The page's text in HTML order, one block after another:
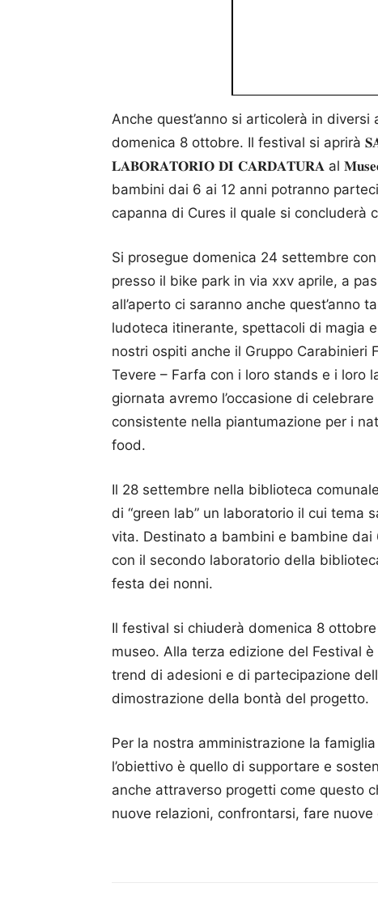
Anche quest’anno si articolerà in
domenica 8 ottobre. Il festival si aprirà
𝐋𝐀𝐁𝐎𝐑𝐀𝐓𝐎𝐑𝐈𝐎 𝐃𝐈 𝐂𝐀𝐑𝐃𝐀𝐓𝐔𝐑𝐀 al 𝐌𝐮𝐬𝐞𝐨
bambini dai 6 ai 12 anni potranno
capanna di Cures il quale si concluderà
Si prosegue domenica 24 settembre
presso il bike park in via xxv aprile, a
all’aperto ci saranno anche quest’anno
ludoteca itinerante, spettacoli di magia
nostri ospiti anche il Gruppo Carabinieri
Tevere – Farfa con i loro stands e i loro
giornata avremo l’occasione di
consistente nella piantumazione per i
food.
Il 28 settembre nella biblioteca
di “green lab” un laboratorio il cui tema
vita. Destinato a bambini e bambine
con il secondo laboratorio della
festa dei nonni.
Il festival si chiuderà domenica 8
museo. Alla terza edizione del Festival
trend di adesioni e di partecipazione
dimostrazione della bontà del progetto.
Per la nostra amministrazione la
l’obiettivo è quello di supportare e
anche attraverso progetti come questo
nuove relazioni, confrontarsi, fare